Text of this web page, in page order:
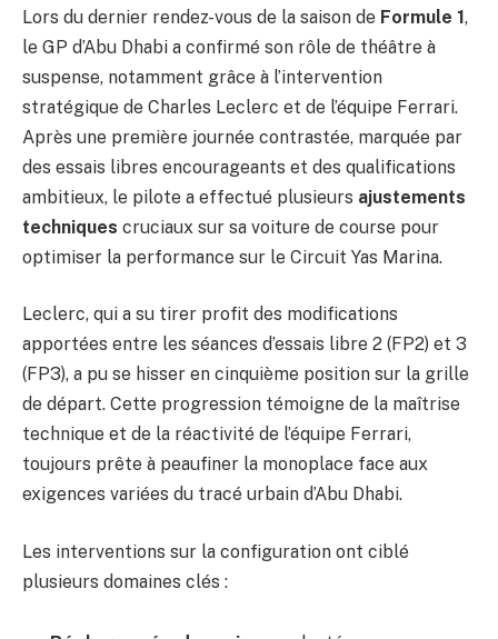
Lors du dernier rendez-vous de la saison de Formule 1,
le GP d’Abu Dhabi a confirmé son rôle de théâtre à
suspense, notamment grâce à l’intervention
stratégique de Charles Leclerc et de l’équipe Ferrari.
Après une première journée contrastée, marquée par
des essais libres encourageants et des qualifications
ambitieux, le pilote a effectué plusieurs ajustements
techniques cruciaux sur sa voiture de course pour
optimiser la performance sur le Circuit Yas Marina.
Leclerc, qui a su tirer profit des modifications
apportées entre les séances d’essais libre 2 (FP2) et 3
(FP3), a pu se hisser en cinquième position sur la grille
de départ. Cette progression témoigne de la maîtrise
technique et de la réactivité de l’équipe Ferrari,
toujours prête à peaufiner la monoplace face aux
exigences variées du tracé urbain d’Abu Dhabi.
Les interventions sur la configuration ont ciblé
plusieurs domaines clés :